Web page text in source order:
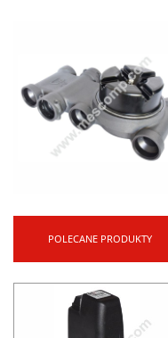
POLECANE PRODUKTY